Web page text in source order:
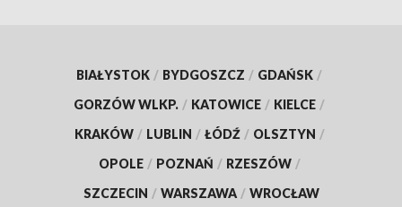
BIAŁYSTOK / BYDGOSZCZ / GDAŃSK /
GORZÓW WLKP. / KATOWICE / KIELCE /
KRAKÓW / LUBLIN / ŁÓDŹ / OLSZTYN /
OPOLE / POZNAŃ / RZESZÓW /
SZCZECIN / WARSZAWA / WROCŁAW